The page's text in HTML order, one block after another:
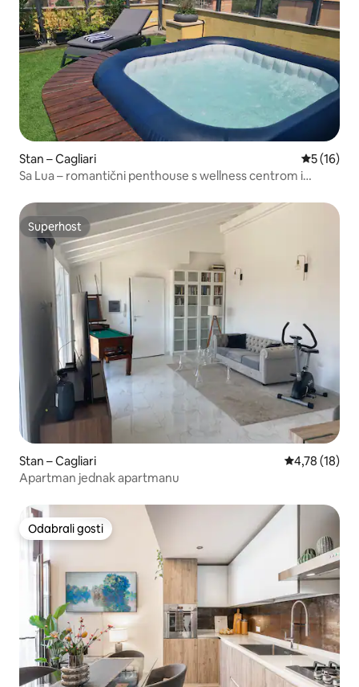
Stan – Cagliari Prosječna
5 (16)
Sa Lua – romantični penthouse s wellness centrom i
Superhost
Superhost
Stan – Cagliari Prosječna
4,78 (18)
Apartman jednak apartmanu
Odabrali gosti
Odabrali gosti